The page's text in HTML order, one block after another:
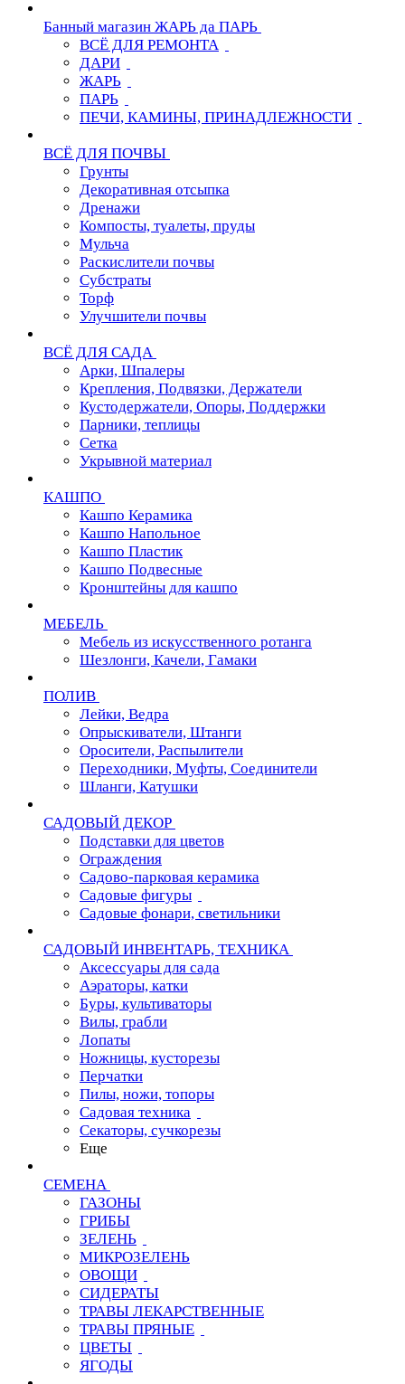
Банный магазин ЖАРЬ да ПАРЬ
ВСЁ ДЛЯ РЕМОНТА
ДАРИ
ЖАРЬ
ПАРЬ
ПЕЧИ, КАМИНЫ, ПРИНАДЛЕЖНОСТИ
ВСЁ ДЛЯ ПОЧВЫ
Грунты
Декоративная отсыпка
Дренажи
Компосты, туалеты, пруды
Мульча
Раскислители почвы
Субстраты
Торф
Улучшители почвы
ВСЁ ДЛЯ САДА
Арки, Шпалеры
Крепления, Подвязки, Держатели
Кустодержатели, Опоры, Поддержки
Парники, теплицы
Сетка
Укрывной материал
КАШПО
Кашпо Керамика
Кашпо Напольное
Кашпо Пластик
Кашпо Подвесные
Кронштейны для кашпо
МЕБЕЛЬ
Мебель из искусственного ротанга
Шезлонги, Качели, Гамаки
ПОЛИВ
Лейки, Ведра
Опрыскиватели, Штанги
Оросители, Распылители
Переходники, Муфты, Соединители
Шланги, Катушки
САДОВЫЙ ДЕКОР
Подставки для цветов
Ограждения
Садово-парковая керамика
Садовые фигуры
Садовые фонари, светильники
САДОВЫЙ ИНВЕНТАРЬ, ТЕХНИКА
Аксессуары для сада
Аэраторы, катки
Буры, культиваторы
Вилы, грабли
Лопаты
Ножницы, кусторезы
Перчатки
Пилы, ножи, топоры
Садовая техника
Секаторы, сучкорезы
Еще
СЕМЕНА
ГАЗОНЫ
ГРИБЫ
ЗЕЛЕНЬ
МИКРОЗЕЛЕНЬ
ОВОЩИ
СИДЕРАТЫ
ТРАВЫ ЛЕКАРСТВЕННЫЕ
ТРАВЫ ПРЯНЫЕ
ЦВЕТЫ
ЯГОДЫ